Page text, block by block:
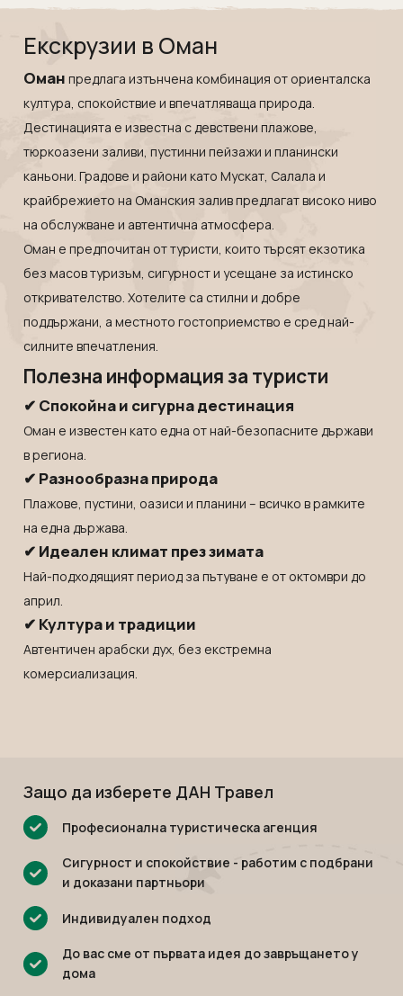
Почивки в Черна гора
Почивки в Словения
Почивки в Северна Македония
Почивки в Мароко
Почивки в Оман
Почивки в Йордания
Почивки в Португалия
СПА почивка
Почивки в Гърция
Екскурзии в Естония
Екскурзии в Кипър
Екскурзии в Латвия
Екскурзии в Люксембург
Екскурзии в Мароко
Екскрузии в Оман
Екскурзии в Черна гора
Екскурзии в Швейцария
Екскурзии в Австрия
Екскурзии в Белгия
Екскурзии във Виетнам
Екскурзии в Германия
Екскурзии в Дания
Екскурзии в Естония
Екскурзии в Катар
Екскурзии в Непал
Екскурзии в Полша
Екскурзии в Сърбия
Екскурзии в Тунис
Екскурзии в Унгария
Екскурзии в Нидерландия
Екскурзии в Чехия
Екскурзии в Йордания
Екскурзии в Северна Македония
Екскурзии в Словения
Екскурзии във Франция
Екскурзии в Хърватия
Екскурзии България
Екскурзии във Финландия
Екскурзии в Шотландия
Майски празници
Септемврийски празници
Коледа
Нова година
Аржентина
Австралия
Бахамите
Бахрейн
Бразилия
Белиз
Боливия
Ботсвана
Венецуела
Доминиканска република
Еквадор
Зимбабве
Индия
Индонезия
Иран
Камбоджа
Китай
Колумбия
Коста Рика
Куба
Лаос
Мавриций
Мароко
Мексико
Намибия
Непал
Оман
ОАЕ
Панама
Направи подарък
Кои сме ние
Контакти
Проверка на
резервация
Екскрузии в Оман
Оман предлага изтънчена комбинация от ориенталска
култура, спокойствие и впечатляваща природа.
Дестинацията е известна с девствени плажове,
тюркоазени заливи, пустинни пейзажи и планински
каньони. Градове и райони като Мускат, Салала и
крайбрежието на Оманския залив предлагат високо ниво
на обслужване и автентична атмосфера.
Оман е предпочитан от туристи, които търсят екзотика
без масов туризъм, сигурност и усещане за истинско
откривателство. Хотелите са стилни и добре
поддържани, а местното гостоприемство е сред най-
силните впечатления.
Полезна информация за туристи
✔ Спокойна и сигурна дестинация
Оман е известен като една от най-безопасните държави
в региона.
✔ Разнообразна природа
Плажове, пустини, оазиси и планини – всичко в рамките
на една държава.
✔ Идеален климат през зимата
Най-подходящият период за пътуване е от октомври до
април.
✔ Култура и традиции
Автентичен арабски дух, без екстремна
комерсиализация.
Защо да изберете ДАН Травел
Професионална туристическа агенция
Сигурност и спокойствие - работим с подбрани
и доказани партньори
Индивидуален подход
До вас сме от първата идея до завръщането у
дома